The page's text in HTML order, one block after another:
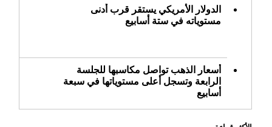
الدولار الأمريكي يستقر قرب أدنى
مستوياته في ستة أسابيع
أسعار الذهب تواصل مكاسبها للجلسة
الرابعة وتسجل أعلى مستوياتها في سبعة
أسابيع